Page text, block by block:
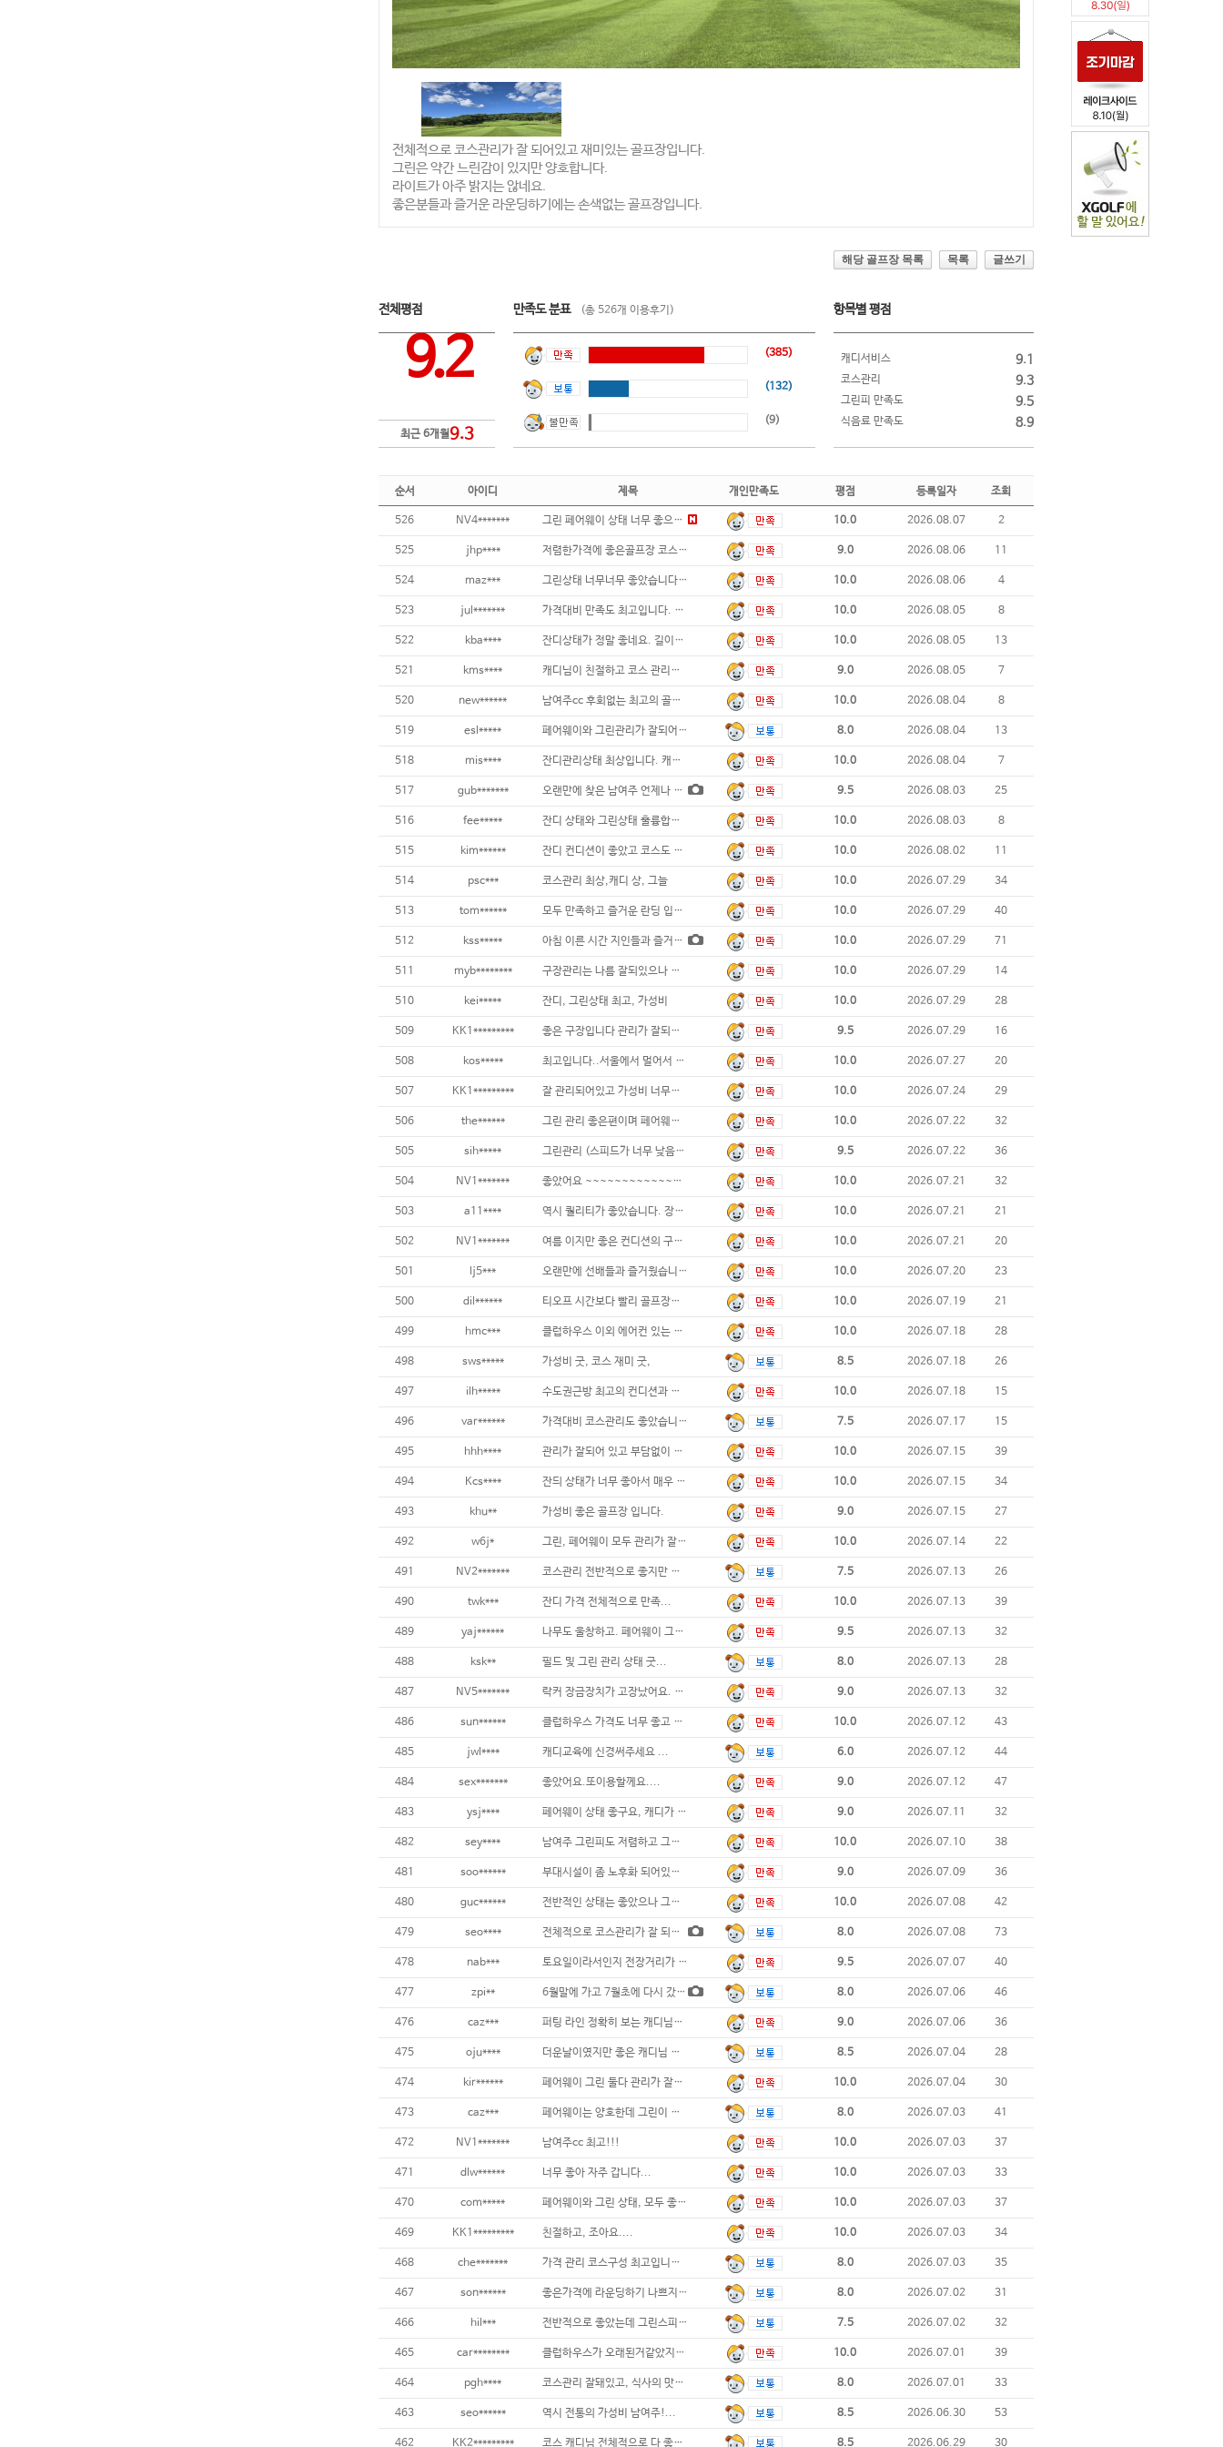
전체적으로 코스관리가 잘 되어있고 재미있는 골프장입니다.
그린은 약간 느린감이 있지만 양호합니다.
라이트가 아주 밝지는 않네요.
좋은분들과 즐거운 라운딩하기에는 손색없는 골프장입니다.
해당 골프장 목록 목록 글쓰기
전체평점
9.2
최근 6개월9.3
만족도 분표 (총 526개 이용후기)
(385)
(132)
(9)
항목별 평점
캐디서비스 9.1
코스관리 9.3
그린피 만족도 9.5
식음료 만족도 8.9
순서 아이디 제목 개인만족도 평점 등록일자 조회
526 NV4******* 그린 페어웨이 상태 너무 좋으네요... 10.0 2026.08.07 2
525 jhp**** 저렴한가격에 좋은골프장 코스관리도잘되어있어 9.0 2026.08.06 11
524 maz*** 그린상태 너무너무 좋았습니다. 코스도 무난 10.0 2026.08.06 4
523 jul******* 가격대비 만족도 최고입니다. 특히 치킨에 10.0 2026.08.05 8
522 kba**** 잔디상태가 정말 좋네요. 길이가 좀 긴듯하 10.0 2026.08.05 13
521 kms**** 캐디님이 친절하고 코스 관리도 잘 되어있고 9.0 2026.08.05 7
520 new****** 남여주cc 후회없는 최고의 골프장 ~~^^ 10.0 2026.08.04 8
519 esl***** 페어웨이와 그린관리가 잘되어 있어서 재방문의 8.0 2026.08.04 13
518 mis**** 잔디관리상태 최상입니다. 캐디피 코스관리 10.0 2026.08.04 7
517 gub******* 오랜만에 찾은 남여주 언제나 그랬 9.5 2026.08.03 25
516 fee***** 잔디 상태와 그린상태 훌륭합니다 ... 10.0 2026.08.03 8
515 kim****** 잔디 컨디션이 좋았고 코스도 재미있습니다.. 10.0 2026.08.02 11
514 psc*** 코스관리 최상,캐디 상, 그늘 10.0 2026.07.29 34
513 tom****** 모두 만족하고 즐거운 란딩 입니다 ... 10.0 2026.07.29 40
512 kss***** 아침 이른 시간 지인들과 즐거운 라운드 했 10.0 2026.07.29 71
511 myb******** 구장관리는 나름 잘되있으나 느린그린은 문제점 10.0 2026.07.29 14
510 kei***** 잔디, 그린상태 최고, 가성비 10.0 2026.07.29 28
509 KK1********* 좋은 구장입니다 관리가 잘되어있어요... 9.5 2026.07.29 16
508 kos***** 최고입니다..서울에서 멀어서 그렇치... 10.0 2026.07.27 20
507 KK1********* 잘 관리되어있고 가성비 너무좋고 주말에도 부 10.0 2026.07.24 29
506 the****** 그린 관리 좋은편이며 페어웨이도 디봇 많치 10.0 2026.07.22 32
505 sih***** 그린관리 (스피드가 너무 낮음) 외 대체적으 9.5 2026.07.22 36
504 NV1******* 좋았어요 ~~~~~~~~~~~~~~~~~.. 10.0 2026.07.21 32
503 a11**** 역시 퀄리티가 좋았습니다. 장마철이라 그린이 10.0 2026.07.21 21
502 NV1******* 여름 이지만 좋은 컨디션의 구장에서 플레이했 10.0 2026.07.21 20
501 lj5*** 오랜만에 선배들과 즐거웠습니다. 10.0 2026.07.20 23
500 dil****** 티오프 시간보다 빨리 골프장에서 진행하였음에 10.0 2026.07.19 21
499 hmc*** 클럽하우스 이외 에어컨 있는 쉴수 있는곳 있 10.0 2026.07.18 28
498 sws***** 가성비 굿, 코스 재미 굿, 8.5 2026.07.18 26
497 ilh***** 수도권근방 최고의 컨디션과 조경입니다 캐디 10.0 2026.07.18 15
496 var****** 가격대비 코스관리도 좋았습니다 대체적으로 7.5 2026.07.17 15
495 hhh**** 관리가 잘되어 있고 부담없이 칠수 있는 골프 10.0 2026.07.15 39
494 Kcs**** 잔듸 상태가 너무 좋아서 매우 만족합니다.. 10.0 2026.07.15 34
493 khu** 가성비 좋은 골프장 입니다. 9.0 2026.07.15 27
492 w6j* 그린, 페어웨이 모두 관리가 잘 되어 10.0 2026.07.14 22
491 NV2******* 코스관리 전반적으로 좋지만 여름이라 그런지 7.5 2026.07.13 26
490 twk*** 잔디 가격 전체적으로 만족... 10.0 2026.07.13 39
489 yaj****** 나무도 울창하고. 페어웨이 그린. 모두 관리 9.5 2026.07.13 32
488 ksk** 필드 및 그린 관리 상태 굿... 8.0 2026.07.13 28
487 NV5******* 락커 장금장치가 고장났어요. 장김은 되는데 9.0 2026.07.13 32
486 sun****** 클럽하우스 가격도 너무 좋고 잔디가 너무 10.0 2026.07.12 43
485 jwl**** 캐디교육에 신경써주세요 ... 6.0 2026.07.12 44
484 sex******* 좋았어요.또이용할께요.... 9.0 2026.07.12 47
483 ysj**** 페어웨이 상태 좋구요, 캐디가 친절 9.0 2026.07.11 32
482 sey**** 남여주 그린피도 저렴하고 그린상태도 좋아요. 10.0 2026.07.10 38
481 soo****** 부대시설이 좀 노후화 되어있으나, 페 9.0 2026.07.09 36
480 guc****** 전반적인 상태는 좋았으나 그린 스피드가 조금 10.0 2026.07.08 42
479 seo**** 전체적으로 코스관리가 잘 되어있고 재미있는 8.0 2026.07.08 73
478 nab*** 토요일이라서인지 전장거리가 짧아서 좀 지루했 9.5 2026.07.07 40
477 zpi** 6월말에 가고 7월초에 다시 갔는데 여름이 8.0 2026.07.06 46
476 caz*** 퍼팅 라인 정확히 보는 캐디님과 너무도 느린 9.0 2026.07.06 36
475 oju**** 더운날이였지만 좋은 캐디님 덕분에 시원하게 8.5 2026.07.04 28
474 kir****** 페어웨이 그린 둘다 관리가 잘된 골프장입니다 10.0 2026.07.04 30
473 caz*** 페어웨이는 양호한데 그린이 너무 느려요. 라 8.0 2026.07.03 41
472 NV1******* 남여주cc 최고!!! 10.0 2026.07.03 37
471 dlw****** 너무 좋아 자주 갑니다... 10.0 2026.07.03 33
470 com***** 페어웨이와 그린 상태, 모두 좋았습니 10.0 2026.07.03 37
469 KK1********* 친절하고, 조아요.... 10.0 2026.07.03 34
468 che******* 가격 관리 코스구성 최고입니다 캐디는 8.0 2026.07.03 35
467 son****** 좋은가격에 라운딩하기 나쁘지 않아요. 가성비 8.0 2026.07.02 31
466 hil*** 전반적으로 좋았는데 그린스피드를 올렸으면 합 7.5 2026.07.02 32
465 car******** 클럽하우스가 오래된거같았지만 나쁘지 않고 10.0 2026.07.01 39
464 pgh**** 코스관리 잘돼있고, 식사의 맛과 가격 8.0 2026.07.01 33
463 seo****** 역시 전통의 가성비 남여주!... 8.5 2026.06.30 53
462 KK2********* 코스 캐디님 전체적으로 다 좋았습니다... 8.5 2026.06.29 30